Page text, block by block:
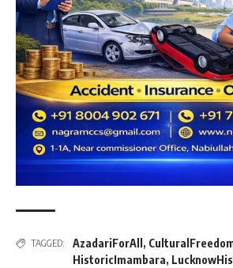
TAGGED: AzadariForAll ,
HistoricImambara,